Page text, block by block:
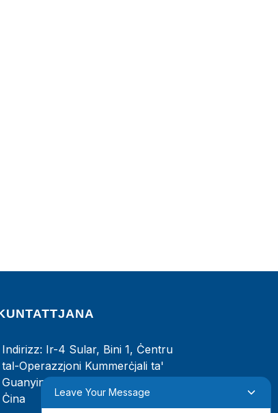
Indirizz: Ir-4 Sular, Bini 1, Ċentru
tal-Operazzjoni Kummerċjali ta'
Guanyinshan, Xiamen, Fujian, iċ-
Ċina
Leave Your Message